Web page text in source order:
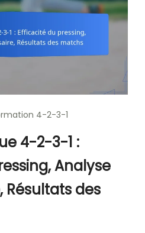
4-2-3-1
4-2-3-1 :
Analyse
Résultats des